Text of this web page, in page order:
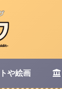
や絵画